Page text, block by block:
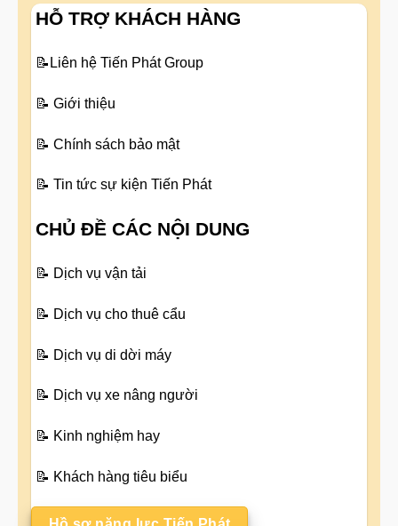
HỖ TRỢ KHÁCH HÀNG
📝 Liên hệ Tiến Phát Group
📝 Giới thiệu
📝 Chính sách bảo mật
📝 Tin tức sự kiện Tiến Phát
CHỦ ĐỀ CÁC NỘI DUNG
📝 Dịch vụ vận tải
📝 Dịch vụ cho thuê cẩu
📝 Dịch vụ di dời máy
📝 Dịch vụ xe nâng người
📝 Kinh nghiệm hay
📝 Khách hàng tiêu biểu